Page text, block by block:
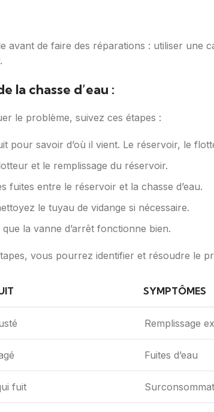
avant de faire des réparations : utiliser une
la chasse d’eau :
le problème, suivez ces étapes :
pour savoir d’où il vient. Le réservoir, le
et le remplissage du réservoir.
fuites entre le réservoir et la chasse d’eau.
le tuyau de vidange si nécessaire.
la vanne d’arrêt fonctionne bien.
vous pourrez identifier et résoudre le
SYMPTÔMES
Remplissage
Fuites d’eau
fuit